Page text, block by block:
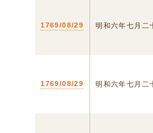
1769/08/29 明和六年七月二
1769/08/29 明和六年七月二